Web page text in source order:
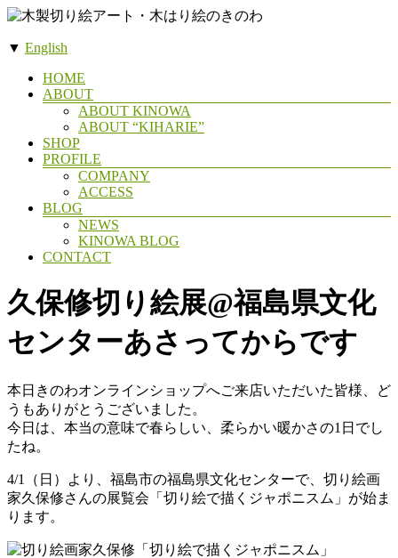
コ
テ
り
絵
の
の
わ
木
と
も
に
暮
▼ English
HOME
ABOUT
ABOUT KINOWA
ABOUT “KIHARIE”
SHOP
PROFILE
COMPANY
ACCESS
BLOG
NEWS
KINOWA BLOG
CONTACT
久保修切り絵展@福島県文化
センターあさってからです
本日きのわオンラインショップへご来店いただいた皆様、ど
うもありがとうございました。
今日は、本当の意味で春らしい、柔らかい暖かさの1日でし
たね。
4/1（日）より、福島市の福島県文化センターで、切り絵画
家久保修さんの展覧会「切り絵で描くジャポニスム」が始ま
ります。